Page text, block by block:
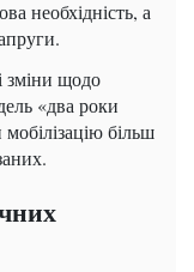
необхідність, а
зміни щодо
«два роки
більш